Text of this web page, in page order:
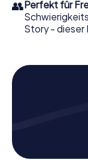
👥Perfekt für
Story - dieser